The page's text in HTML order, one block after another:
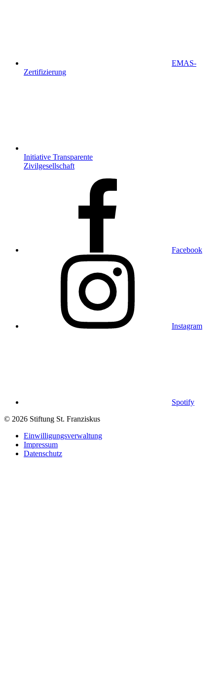
EMAS-
Zertifizierung
Initiative Transparente
Zivilgesellschaft
Facebook
Instagram
Spotify
© 2026 Stiftung St. Franziskus
Einwilligungsverwaltung
Impressum
Datenschutz